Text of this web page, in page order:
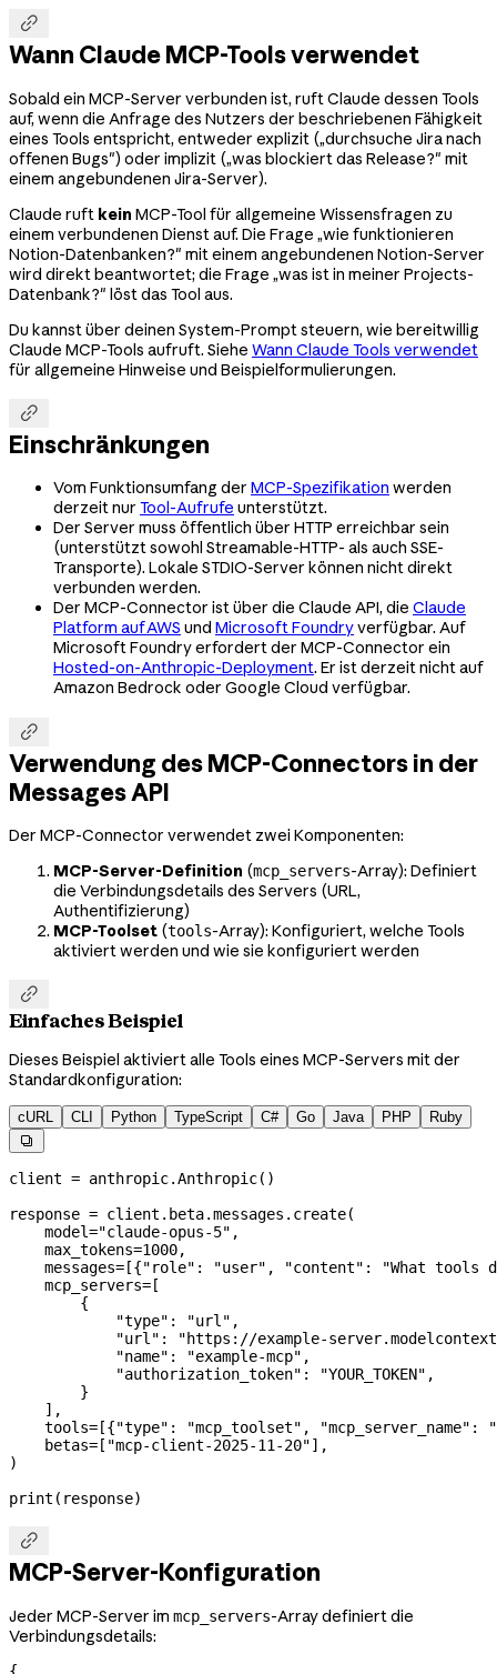

Wann Claude MCP-Tools verwendet
Sobald ein MCP-Server verbunden ist, ruft Claude dessen Tools
auf, wenn die Anfrage des Nutzers der beschriebenen Fähigkeit
eines Tools entspricht, entweder explizit („durchsuche Jira nach
offenen Bugs") oder implizit („was blockiert das Release?" mit
einem angebundenen Jira-Server).
Claude ruft kein MCP-Tool für allgemeine Wissensfragen zu
einem verbundenen Dienst auf. Die Frage „wie funktionieren
Notion-Datenbanken?" mit einem angebundenen Notion-Server
wird direkt beantwortet; die Frage „was ist in meiner Projects-
Datenbank?" löst das Tool aus.
Du kannst über deinen System-Prompt steuern, wie bereitwillig
Claude MCP-Tools aufruft. Siehe Wann Claude Tools verwendet
für allgemeine Hinweise und Beispielformulierungen.

Einschränkungen
Vom Funktionsumfang der MCP-Spezifikation werden
derzeit nur Tool-Aufrufe unterstützt.
Der Server muss öffentlich über HTTP erreichbar sein
(unterstützt sowohl Streamable-HTTP- als auch SSE-
Transporte). Lokale STDIO-Server können nicht direkt
verbunden werden.
Der MCP-Connector ist über die Claude API, die Claude
Platform auf AWS und Microsoft Foundryverfügbar. Auf
Microsoft Foundry erfordert der MCP-Connector ein
Hosted-on-Anthropic-Deployment. Er ist derzeit nicht auf
Amazon Bedrock oder Google Cloud verfügbar.

Verwendung des MCP-Connectors in der
Messages API
Der MCP-Connector verwendet zwei Komponenten:
MCP-Server-Definition (mcp_servers-Array): Definiert
die Verbindungsdetails des Servers (URL,
Authentifizierung)
MCP-Toolset (tools-Array): Konfiguriert, welche Tools
aktiviert werden und wie sie konfiguriert werden

Einfaches Beispiel
Dieses Beispiel aktiviert alle Tools eines MCP-Servers mit der
Standardkonfiguration:
cURL CLI Python TypeScript C# Go Java PHP Ruby

client = anthropic.Anthropic()
response = client.beta.messages.create(
    model
="claude-opus-5" ,
    max_tokens
=1000,
    messages
= [{"role" : "user" , "content" :
"What tools
    mcp_servers
= [
        {
            "type"
: "url" ,
            "url"
:
"https://example-
            "name"
: "example-mcp" ,
            "authorization_token"
: "YOUR_TOKEN" ,
        }
    ],
    tools
= [{"type" : "mcp_toolset" , "mcp_server_name" :
    betas
= [ "mcp-client-2025-11-20"],
)
print (response)

MCP-Server-Konfiguration
Jeder MCP-Server im mcp_servers-Array definiert die
Verbindungsdetails: